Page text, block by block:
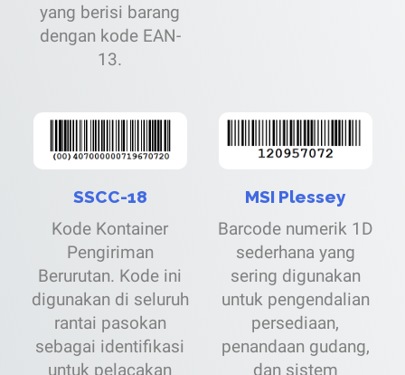
yang berisi barang
dengan kode EAN-
13.
SSCC-18
Kode Kontainer
Pengiriman
Berurutan. Kode ini
digunakan di seluruh
rantai pasokan
sebagai identifikasi
untuk pelacakan
MSI Plessey
Barcode numerik 1D
sederhana yang
sering digunakan
untuk pengendalian
persediaan,
penandaan gudang,
dan sistem